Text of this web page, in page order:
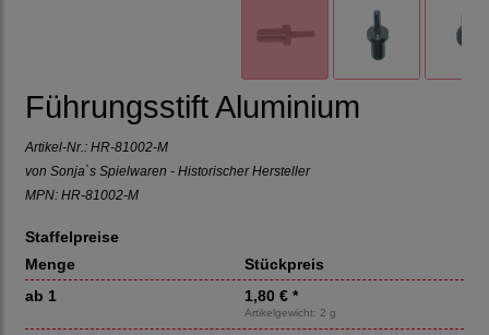
Führungsstift Aluminium
Artikel-Nr.: HR-81002-M
von Sonja`s Spielwaren - Historischer Hersteller
MPN: HR-81002-M
Staffelpreise
Menge
Stückpreis
ab 1
1,80 € *
Artikelgewicht: 2 g